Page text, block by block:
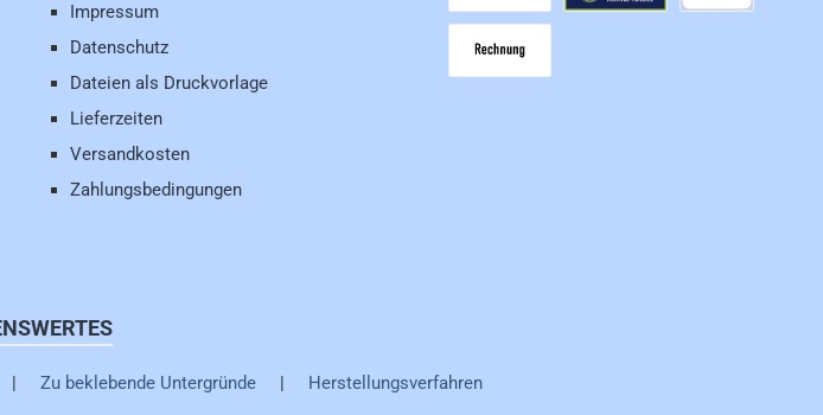
Impressum
Datenschutz
Dateien als Druckvorlage
Lieferzeiten
Versandkosten
Zahlungsbedingungen
Vorkasse
| Zu beklebende Untergründe | Herstellungsverfahren